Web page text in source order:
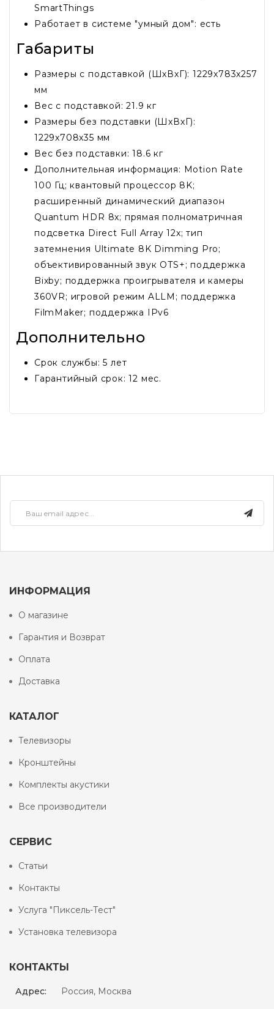
SmartThings
Работает в системе "умный дом": есть
Габариты
Размеры с подставкой (ШxВxГ): 1229x783x257
мм
Вес с подставкой: 21.9 кг
Размеры без подставки (ШxВxГ):
1229x708x35 мм
Вес без подставки: 18.6 кг
Дополнительная информация: Motion Rate
100 Гц; квантовый процессор 8K;
расширенный динамический диапазон
Quantum HDR 8x; прямая полноматричная
подсветка Direct Full Array 12x; тип
затемнения Ultimate 8K Dimming Pro;
объективированный звук OTS+; поддержка
Bixby; поддержка проигрывателя и камеры
360VR; игровой режим ALLM; поддержка
FilmMaker; поддержка IPv6
Дополнительно
Срок службы: 5 лет
Гарантийный срок: 12 мес.
ИНФОРМАЦИЯ
О магазине
Гарантия и Возврат
Оплата
Доставка
КАТАЛОГ
Телевизоры
Кронштейны
Комплекты акустики
Все производители
СЕРВИС
Статьи
Контакты
Услуга "Пиксель-Тест"
Установка телевизора
КОНТАКТЫ
Адрес: Россия, Москва